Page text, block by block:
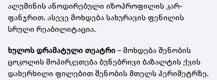
ალუმინის ანოდირებული იზოპროფილის კარ-
ფანჯრით. ასევე მოხდება სახურავის ფენილის
სრული რეაბილიტაცია.
ხულოს დრამატული თეატრი – მოხდება შენობის
ცოკოლის მოპირკეთება ბუნებრივი ბაზალტის ქვის
დახერხილი ფილებით შენობის მთელს პერიმეტრზე.